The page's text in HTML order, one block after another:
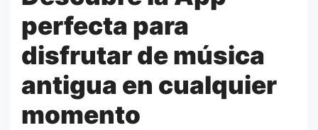
perfecta para
disfrutar de música
antigua en cualquier
momento